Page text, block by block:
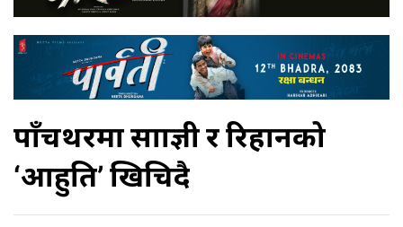
पाँचथरमा साम्राज्ञी र रिहानको
‘आहुति’ खिचिदै